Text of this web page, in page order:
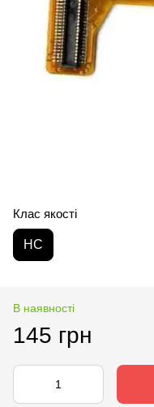
Клас якості
HC
В наявності
145 грн